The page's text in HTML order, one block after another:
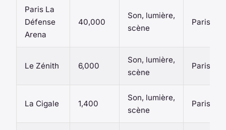
Paris La
Défense
Arena
40,000
Son, lumière,
scène
Paris
Le Zénith 6,000
Son, lumière,
scène
Paris
La Cigale 1,400
Son, lumière,
scène
Paris